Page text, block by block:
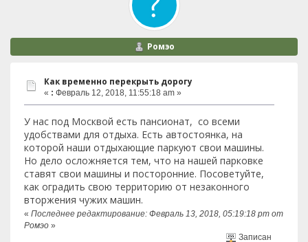
Ромэо
Как временно перекрыть дорогу
« : Февраль 12, 2018, 11:55:18 am »
У нас под Москвой есть пансионат, со всеми
удобствами для отдыха. Есть автостоянка, на
которой наши отдыхающие паркуют свои машины.
Но дело осложняется тем, что на нашей парковке
ставят свои машины и посторонние. Посоветуйте,
как оградить свою территорию от незаконного
вторжения чужих машин.
« Последнее редактирование: Февраль 13, 2018, 05:19:18 pm от
Ромэо »
Записан